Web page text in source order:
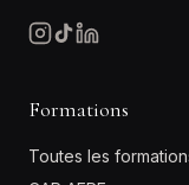
Formations
Toutes les